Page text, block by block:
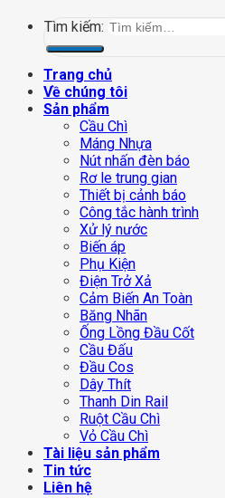
Tìm kiếm:
Trang chủ
Về chúng tôi
Sản phẩm
Cầu Chì
Máng Nhựa
Nút nhấn đèn báo
Rơ le trung gian
Thiết bị cảnh báo
Công tắc hành trình
Xử lý nước
Biến áp
Phụ Kiện
Điện Trở Xả
Cảm Biến An Toàn
Băng Nhãn
Ống Lồng Đầu Cốt
Cầu Đấu
Đầu Cos
Dây Thít
Thanh Din Rail
Ruột Cầu Chì
Vỏ Cầu Chì
Tài liệu sản phẩm
Tin tức
Liên hệ